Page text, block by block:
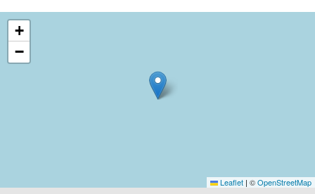
+
−
Leaflet | ©OpenStreetMap